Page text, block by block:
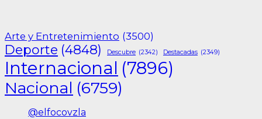
Arte y Entretenimiento (3500)
Deporte (4848) Descubre (2342) Destacadas (2349)
Internacional (7896)
Nacional (6759)
@elfocovzla